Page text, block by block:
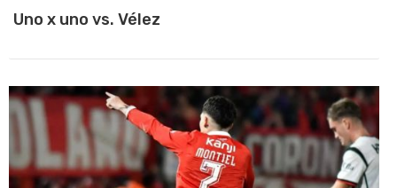
Uno x uno vs. Vélez